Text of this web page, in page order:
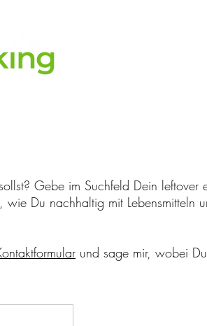
Gebe im Suchfeld Dein leftover
Du nachhaltig mit Lebensmitteln
und sage mir, wobei